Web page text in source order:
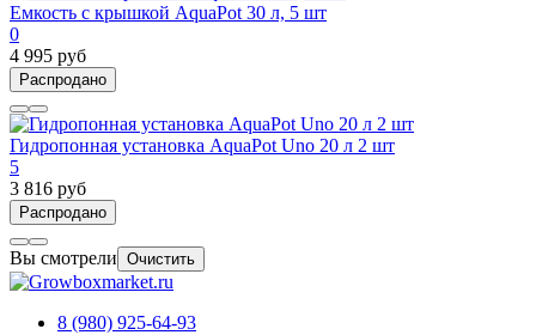
Емкость с крышкой AquaPot 30 л, 5 шт
0
4 995 руб
Распродано
Гидропонная установка AquaPot Uno 20 л 2 шт
5
3 816 руб
Распродано
Вы смотрели Очистить
8 (980) 925-64-93